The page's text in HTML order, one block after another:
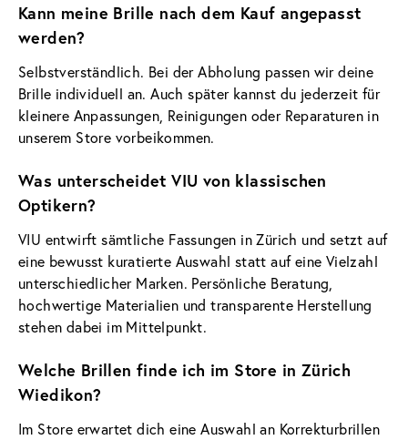
Kann meine Brille nach dem Kauf angepasst
werden?
Selbstverständlich. Bei der Abholung passen wir deine
Brille individuell an. Auch später kannst du jederzeit für
kleinere Anpassungen, Reinigungen oder Reparaturen in
unserem Store vorbeikommen.
Was unterscheidet VIU von klassischen
Optikern?
VIU entwirft sämtliche Fassungen in Zürich und setzt auf
eine bewusst kuratierte Auswahl statt auf eine Vielzahl
unterschiedlicher Marken. Persönliche Beratung,
hochwertige Materialien und transparente Herstellung
stehen dabei im Mittelpunkt.
Welche Brillen finde ich im Store in Zürich
Wiedikon?
Im Store erwartet dich eine Auswahl an Korrekturbrillen